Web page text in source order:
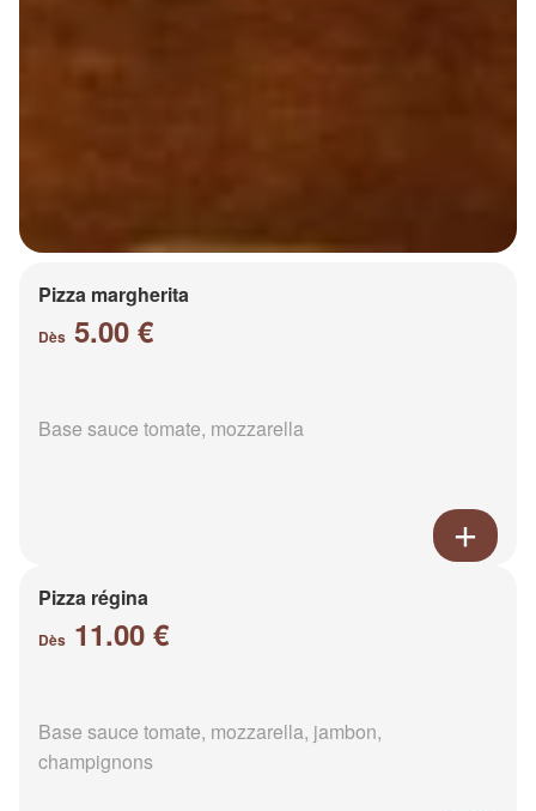
Pizza margherita
Dès 5.00 €
Base sauce tomate, mozzarella
Pizza régina
Dès 11.00 €
Base sauce tomate, mozzarella, jambon,
champignons